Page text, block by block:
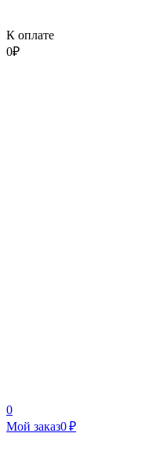
К оплате
0₽
0
Мой заказ0 ₽